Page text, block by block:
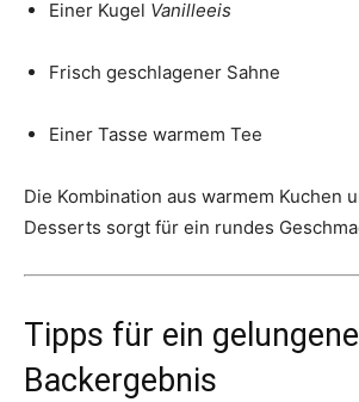
Einer Kugel Vanilleeis
Frisch geschlagener Sahne
Einer Tasse warmem Tee
Die Kombination aus warmem Kuchen
Desserts sorgt für ein rundes
Tipps für ein
Backergebnis